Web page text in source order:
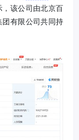
，该公司由北京百
团有限公司共同持